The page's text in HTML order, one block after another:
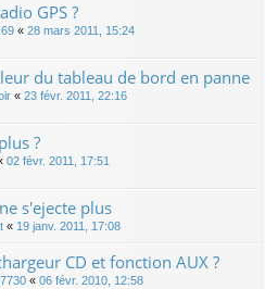
GPS ?
« 28 mars 2011, 15:24
du tableau de bord en panne
« 23 févr. 2011, 22:16
?
02 févr. 2011, 17:51
s'ejecte plus
« 19 janv. 2011, 17:08
CD et fonction AUX ?
« 06 févr. 2010, 12:58